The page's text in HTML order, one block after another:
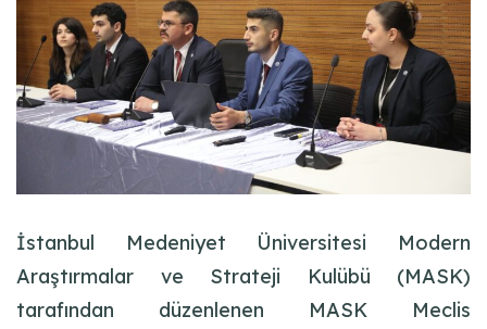
İstanbul Medeniyet Üniversitesi Modern
Araştırmalar ve Strateji Kulübü (MASK)
tarafından düzenlenen MASK Meclis